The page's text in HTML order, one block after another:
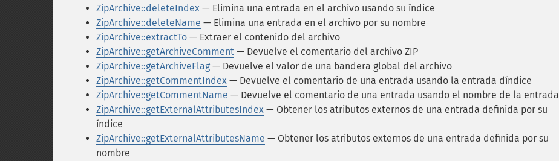
ZipArchive::deleteIndex — Elimina una entrada en el archivo usando su índice
ZipArchive::deleteName — Elimina una entrada en el archivo por su nombre
ZipArchive::extractTo — Extraer el contenido del archivo
ZipArchive::getArchiveComment — Devuelve el comentario del archivo ZIP
ZipArchive::getArchiveFlag — Devuelve el valor de una bandera global del archivo
ZipArchive::getCommentIndex — Devuelve el comentario de una entrada usando la entrada díndice
ZipArchive::getCommentName — Devuelve el comentario de una entrada usando el nombre de la entrada
ZipArchive::getExternalAttributesIndex — Obtener los atributos externos de una entrada definida por su
índice
ZipArchive::getExternalAttributesName — Obtener los atributos externos de una entrada definida por su
nombre